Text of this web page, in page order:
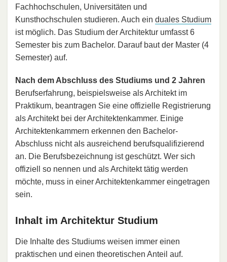
Fachhochschulen, Universitäten und
Kunsthochschulen studieren. Auch ein duales Studium
ist möglich. Das Studium der Architektur umfasst 6
Semester bis zum Bachelor. Darauf baut der Master (4
Semester) auf.
Nach dem Abschluss des Studiums und 2 Jahren
Berufserfahrung, beispielsweise als Architekt im
Praktikum, beantragen Sie eine offizielle Registrierung
als Architekt bei der Architektenkammer. Einige
Architektenkammern erkennen den Bachelor-
Abschluss nicht als ausreichend berufsqualifizierend
an. Die Berufsbezeichnung ist geschützt. Wer sich
offiziell so nennen und als Architekt tätig werden
möchte, muss in einer Architektenkammer eingetragen
sein.
Inhalt im Architektur Studium
Die Inhalte des Studiums weisen immer einen
praktischen und einen theoretischen Anteil auf.